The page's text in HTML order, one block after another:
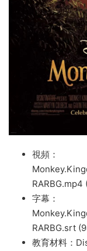
視頻：
RARBG.mp4
字幕：
RARBG.srt
教育材料：